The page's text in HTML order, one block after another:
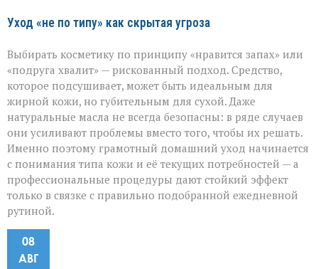
Уход «не по типу» как скрытая угроза
Выбирать косметику по принципу «нравится запах» или
«подруга хвалит» — рискованный подход. Средство,
которое подсушивает, может быть идеальным для
жирной кожи, но губительным для сухой. Даже
натуральные масла не всегда безопасны: в ряде случаев
они усиливают проблемы вместо того, чтобы их решать.
Именно поэтому грамотный домашний уход начинается
с понимания типа кожи и её текущих потребностей — а
профессиональные процедуры дают стойкий эффект
только в связке с правильно подобранной ежедневной
рутиной.
08
АВГ